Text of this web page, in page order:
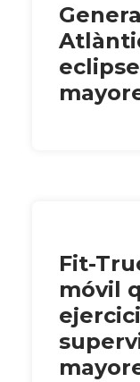
Fit-
móvil